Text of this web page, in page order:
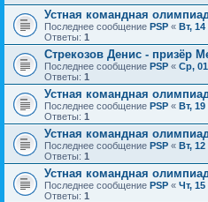
Устная командная
Последнее сообщение PSP « Вт,
Ответы: 1
Стрекозов Денис - призёр
Последнее сообщение PSP « Ср,
Ответы: 1
Устная командная
Последнее сообщение PSP « Вт,
Ответы: 1
Устная командная
Последнее сообщение PSP « Вт,
Ответы: 1
Устная командная
Последнее сообщение PSP « Чт,
Ответы: 1